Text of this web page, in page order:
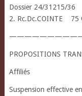
Dossier 24/31215/36
2. Rc.Dc.COINTE 75
PROPOSITIONS
Affiliés
Suspension effective